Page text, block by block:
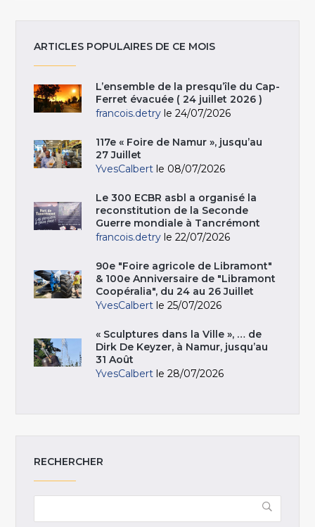
ARTICLES POPULAIRES DE CE MOIS
L’ensemble de la presqu’île du Cap-
Ferret évacuée ( 24 juillet 2026 )
francois.detry le 24/07/2026
117e « Foire de Namur », jusqu’au
27 Juillet
YvesCalbert le 08/07/2026
Le 300 ECBR asbl a organisé la
reconstitution de la Seconde
Guerre mondiale à Tancrémont
francois.detry le 22/07/2026
90e "Foire agricole de Libramont"
& 100e Anniversaire de "Libramont
Coopéralia", du 24 au 26 Juillet
YvesCalbert le 25/07/2026
« Sculptures dans la Ville », … de
Dirk De Keyzer, à Namur, jusqu’au
31 Août
YvesCalbert le 28/07/2026
RECHERCHER